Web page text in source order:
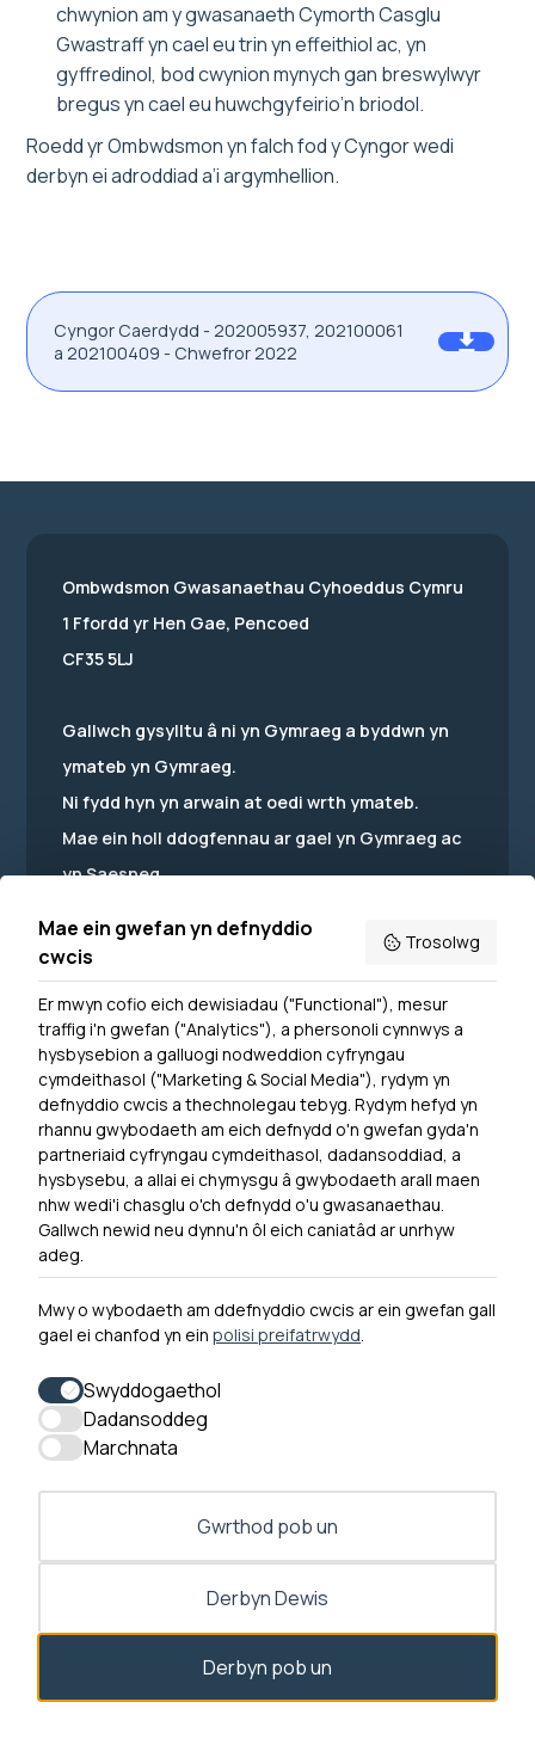
chwynion am y gwasanaeth Cymorth Casglu
Gwastraff yn cael eu trin yn effeithiol ac, yn
gyffredinol, bod cwynion mynych gan breswylwyr
bregus yn cael eu huwchgyfeirio’n briodol.
Roedd yr Ombwdsmon yn falch fod y Cyngor wedi
derbyn ei adroddiad a’i argymhellion.
Cyngor Caerdydd - 202005937, 202100061
a 202100409 - Chwefror 2022
Dewislen Troedyn
Newyddion
Ymuno â ni
Hygyrchedd
Hysbysiad Preifatrwydd
Cysylltu â ni
0300 790 0203 Mae ein llinell ffôn ar agor rhwng 10yb-
4yp Dydd Llun - Dydd Gwener
Ombwdsmon Gwasanaethau Cyhoeddus Cymru
1 Ffordd yr Hen Gae, Pencoed
CF35 5LJ
Gallwch gysylltu â ni yn Gymraeg a byddwn yn
ymateb yn Gymraeg.
Ni fydd hyn yn arwain at oedi wrth ymateb.
Mae ein holl ddogfennau ar gael yn Gymraeg ac
yn Saesneg.
Powered by Translate
Mae ein gwefan yn defnyddio
cwcis
Trosolwg
Er mwyn cofio eich dewisiadau ("Functional"), mesur
traffig i'n gwefan ("Analytics"), a phersonoli cynnwys a
hysbysebion a galluogi nodweddion cyfryngau
cymdeithasol ("Marketing & Social Media"), rydym yn
defnyddio cwcis a thechnolegau tebyg. Rydym hefyd yn
rhannu gwybodaeth am eich defnydd o'n gwefan gyda'n
partneriaid cyfryngau cymdeithasol, dadansoddiad, a
hysbysebu, a allai ei chymysgu â gwybodaeth arall maen
nhw wedi'i chasglu o'ch defnydd o'u gwasanaethau.
Gallwch newid neu dynnu'n ôl eich caniatâd ar unrhyw
adeg.
Mwy o wybodaeth am ddefnyddio cwcis ar ein gwefan gall
gael ei chanfod yn ein polisi preifatrwydd.
Swyddogaethol
Dadansoddeg
Marchnata
Gwrthod pob un
Derbyn Dewis
Derbyn pob un
Deialog caniatâd ar agor